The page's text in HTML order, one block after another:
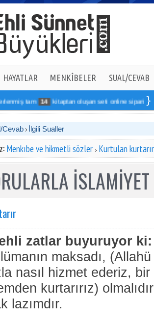
HAYATLAR MENKÎBELER SUAL/CEVAB
tam 14 kitaptan oluşan seti online sipariş
Cevab İlgili Sualler
Menkıbe ve hikmetli sözler Kurtulan kurtarır
zatlar buyuruyor ki:
maksadı,
nasıl hizmet ederiz, bir
kurtarırız)
lazımdır.